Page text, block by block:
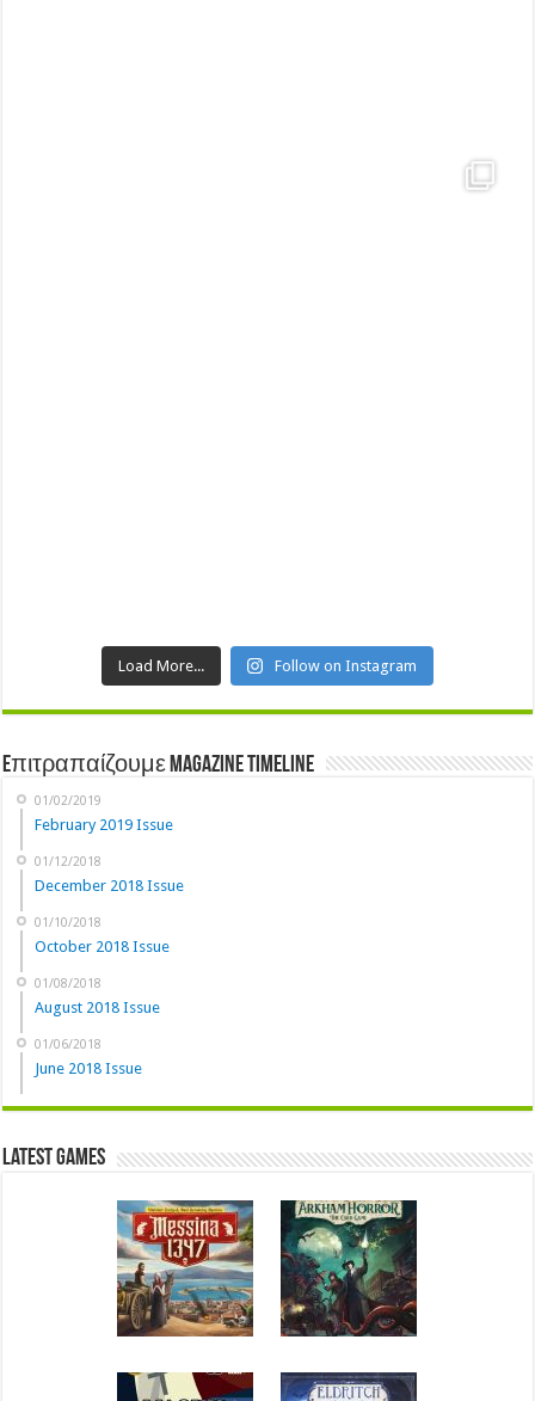
Load More... Follow on Instagram
Eπιτραπαίζουμε Magazine Timeline
01/02/2019
February 2019 Issue
01/12/2018
December 2018 Issue
01/10/2018
October 2018 Issue
01/08/2018
August 2018 Issue
01/06/2018
June 2018 Issue
Latest Games